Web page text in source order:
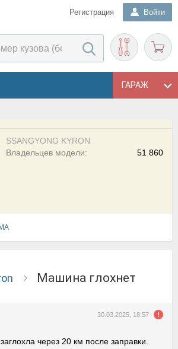
Регистрация Войти
ГАРАЖ
SSANGYONG KYRON
51 860
Владельцев модели:
Машина глохнет
30.03.2025, 18:57
через 20 км после заправки.